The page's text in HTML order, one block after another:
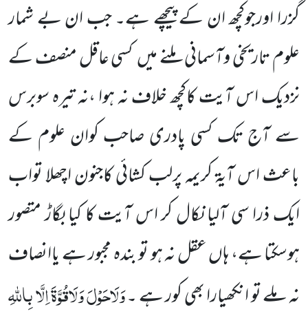
گزرا اورجوکچھ ان کے پیچھے ہے۔ جب ان بے شمار
علوم تاریخی وآسمانی ملنے میں کسی عاقل منصف کے
نزدیک اس آیت کاکچھ خلاف نہ ہوا ،نہ تیرہ سوبرس
سے آج تک کسی پادری صاحب کوان علوم کے
باعث اس آیۃ کریمہ پرلب کشائی کاجنون اچھلا تواب
ایک ذرا سی آلیا نکال کر اس آیت کا کیا بگاڑ متصور
ہوسکتا ہے، ہاں عقل نہ ہو تو بندہ مجبور ہے یاانصاف
نہ ملے تو انکھیارا بھی کور ہے ۔وَلَاحَوْلَ وَلَاقُوَّۃَ اِلَّا بِاﷲِ